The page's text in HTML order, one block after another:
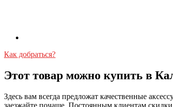
Как добраться?
Этот товар можно купить в
Здесь вам всегда предложат качественные
заезжайте почаще. Постоянным клиентам